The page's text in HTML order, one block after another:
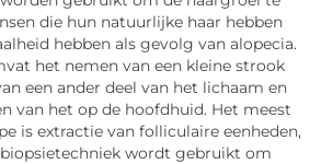
die hun natuurlijke haar hebben
hebben als gevolg van alopecia.
het nemen van een kleine strook
een ander deel van het lichaam en
van het op de hoofdhuid. Het meest
is extractie van folliculaire eenheden,
wordt gebruikt om